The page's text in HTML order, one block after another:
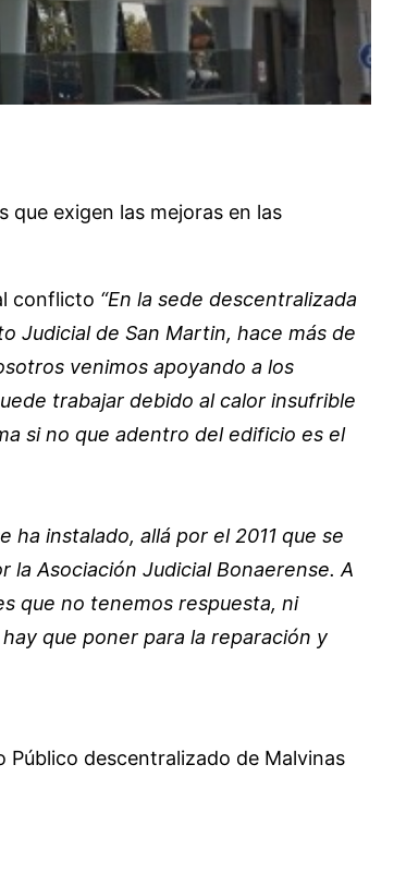
que exigen las mejoras en las
conflicto “En la sede descentralizada
Judicial de San Martin, hace más de
venimos apoyando a los
trabajar debido al calor insufrible
si no que adentro del edificio es el
instalado, allá por el 2011 que se
Asociación Judicial Bonaerense. A
que no tenemos respuesta, ni
que poner para la reparación y
descentralizado de Malvinas